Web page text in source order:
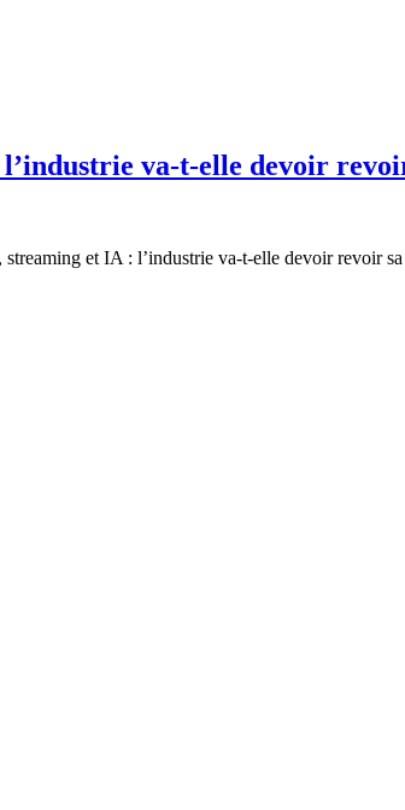
va-t-elle devoir
et IA : l’industrie va-t-elle devoir revoir